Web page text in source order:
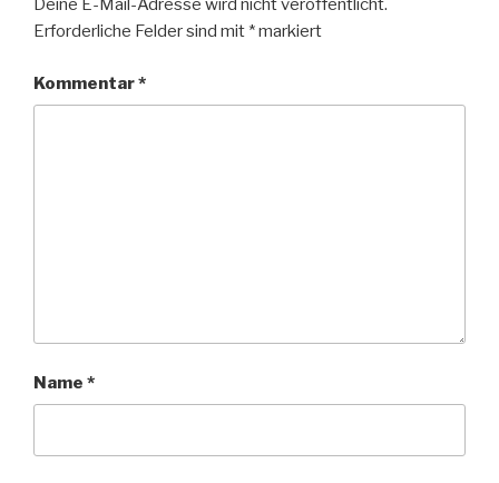
Deine E-Mail-Adresse wird nicht veröffentlicht.
Erforderliche Felder sind mit *markiert
Kommentar*
Name *